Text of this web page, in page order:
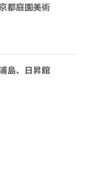
都庭園美術
島、日昇館